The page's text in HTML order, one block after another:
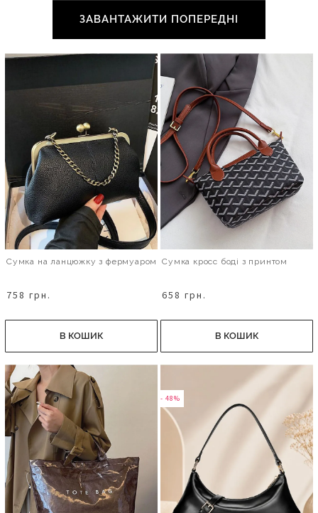
ЗАВАНТАЖИТИ ПОПЕРЕДНІ
Сумка на ланцюжку з фермуаром
758 грн.
В КОШИК
Сумка кросс боді з принтом
658 грн.
В КОШИК
- 48%